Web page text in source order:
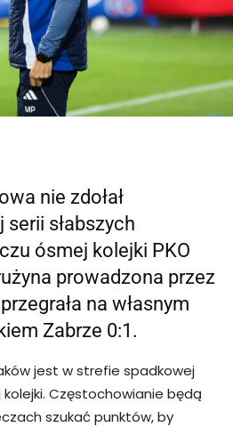
nie zdołał
serii słabszych
ósmej kolejki PKO
prowadzona przez
na własnym
Zabrze 0:1.
jest w strefie spadkowej
Częstochowianie będą
szukać punktów, by